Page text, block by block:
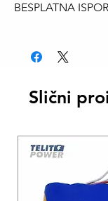
BESPLATNA
BESPLATNA
BESPLATNA
Slični